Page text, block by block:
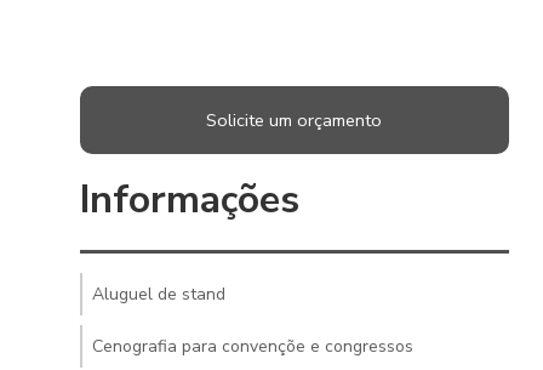
Solicite um orçamento
Informações
Aluguel de stand
Cenografia para convençõe e congressos